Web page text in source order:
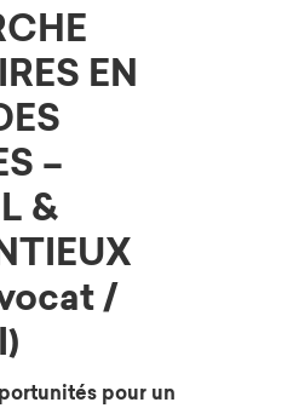
EN
–
&
/
pour un